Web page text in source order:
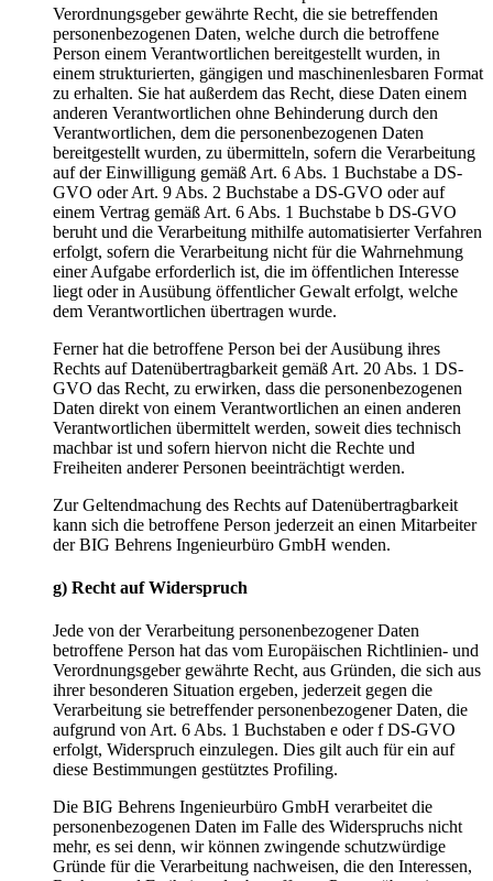
Verordnungsgeber gewährte Recht, die sie betreffenden
personenbezogenen Daten, welche durch die betroffene
Person einem Verantwortlichen bereitgestellt wurden, in
einem strukturierten, gängigen und maschinenlesbaren Format
zu erhalten. Sie hat außerdem das Recht, diese Daten einem
anderen Verantwortlichen ohne Behinderung durch den
Verantwortlichen, dem die personenbezogenen Daten
bereitgestellt wurden, zu übermitteln, sofern die Verarbeitung
auf der Einwilligung gemäß Art. 6 Abs. 1 Buchstabe a DS-
GVO oder Art. 9 Abs. 2 Buchstabe a DS-GVO oder auf
einem Vertrag gemäß Art. 6 Abs. 1 Buchstabe b DS-GVO
beruht und die Verarbeitung mithilfe automatisierter Verfahren
erfolgt, sofern die Verarbeitung nicht für die Wahrnehmung
einer Aufgabe erforderlich ist, die im öffentlichen Interesse
liegt oder in Ausübung öffentlicher Gewalt erfolgt, welche
dem Verantwortlichen übertragen wurde.
Ferner hat die betroffene Person bei der Ausübung ihres
Rechts auf Datenübertragbarkeit gemäß Art. 20 Abs. 1 DS-
GVO das Recht, zu erwirken, dass die personenbezogenen
Daten direkt von einem Verantwortlichen an einen anderen
Verantwortlichen übermittelt werden, soweit dies technisch
machbar ist und sofern hiervon nicht die Rechte und
Freiheiten anderer Personen beeinträchtigt werden.
Zur Geltendmachung des Rechts auf Datenübertragbarkeit
kann sich die betroffene Person jederzeit an einen Mitarbeiter
der BIG Behrens Ingenieurbüro GmbH wenden.
g) Recht auf Widerspruch
Jede von der Verarbeitung personenbezogener Daten
betroffene Person hat das vom Europäischen Richtlinien- und
Verordnungsgeber gewährte Recht, aus Gründen, die sich aus
ihrer besonderen Situation ergeben, jederzeit gegen die
Verarbeitung sie betreffender personenbezogener Daten, die
aufgrund von Art. 6 Abs. 1 Buchstaben e oder f DS-GVO
erfolgt, Widerspruch einzulegen. Dies gilt auch für ein auf
diese Bestimmungen gestütztes Profiling.
Die BIG Behrens Ingenieurbüro GmbH verarbeitet die
personenbezogenen Daten im Falle des Widerspruchs nicht
mehr, es sei denn, wir können zwingende schutzwürdige
Gründe für die Verarbeitung nachweisen, die den Interessen,